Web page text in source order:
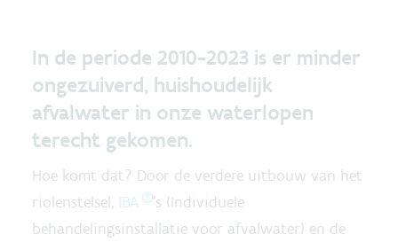
In de periode 2010-2023 is er minder
ongezuiverd, huishoudelijk
afvalwater in onze waterlopen
terecht gekomen.
Hoe komt dat? Door de verdere uitbouw van het
riolenstelsel, IBA
’s (Individuele
behandelingsinstallatie voor afvalwater) en de